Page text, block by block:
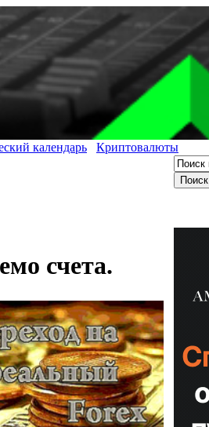
календарь Криптовалюты
счета.